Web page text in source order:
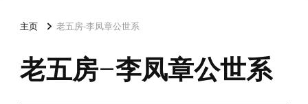
主页 老五房-李凤章公世系
老五房-李凤章公世系